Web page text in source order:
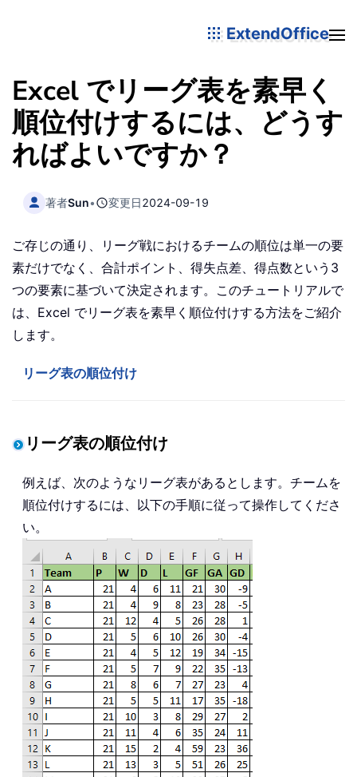
ExtendOffice
Excel でリーグ表を素早く
順位付けするには、どうす
ればよいですか？
著者Sun• 変更日2024-09-19
ご存じの通り、リーグ戦におけるチームの順位は単一の要
素だけでなく、合計ポイント、得失点差、得点数という3
つの要素に基づいて決定されます。このチュートリアルで
は、Excel でリーグ表を素早く順位付けする方法をご紹介
します。
リーグ表の順位付け
リーグ表の順位付け
例えば、次のようなリーグ表があるとします。チームを
順位付けするには、以下の手順に従って操作してくださ
い。